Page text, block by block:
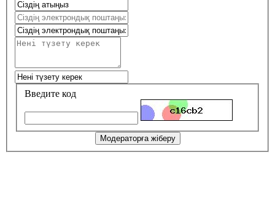
Введите код
Модераторға жіберу